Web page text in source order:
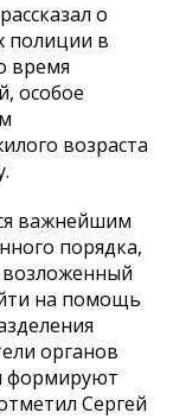
о
полиции в
время
особое
возраста
важнейшим
порядка,
на помощь
органов
формируют
Сергей